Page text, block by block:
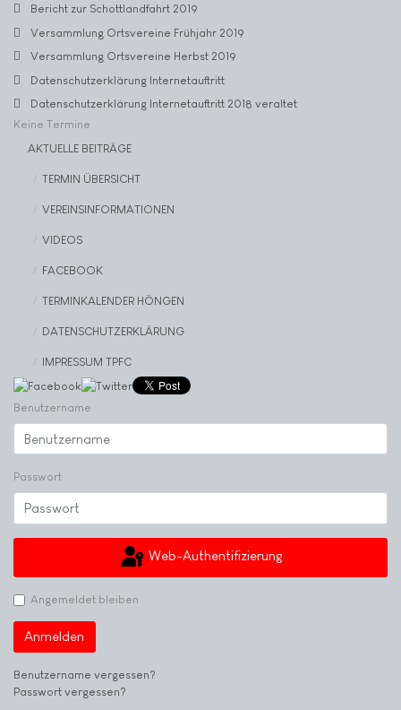
Bericht zur Schottlandfahrt 2019
Versammlung Ortsvereine Frühjahr 2019
Versammlung Ortsvereine Herbst 2019
Datenschutzerklärung Internetauftritt
Datenschutzerklärung Internetauftritt 2018 veraltet
Keine Termine
AKTUELLE BEITRÄGE
TERMIN ÜBERSICHT
VEREINSINFORMATIONEN
VIDEOS
FACEBOOK
TERMINKALENDER HÖNGEN
DATENSCHUTZERKLÄRUNG
IMPRESSUM TPFC
Benutzername
Passwort
Web-Authentifizierung
Angemeldet bleiben
Anmelden
Benutzername vergessen?
Passwort vergessen?